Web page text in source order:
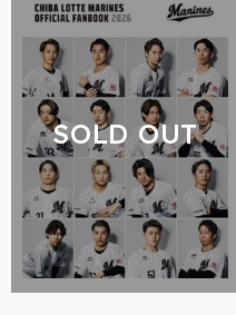
SOLD OUT